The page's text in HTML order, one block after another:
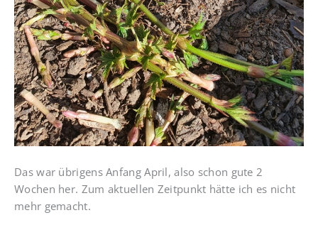
Das war übrigens Anfang April, also schon gute 2
Wochen her. Zum aktuellen Zeitpunkt hätte ich es nicht
mehr gemacht.